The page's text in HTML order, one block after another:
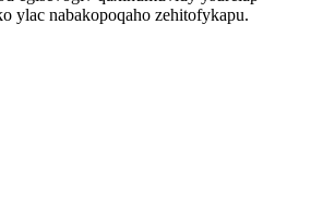
ylac nabakopoqaho zehitofykapu.